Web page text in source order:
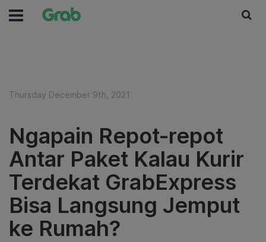
Thursday December 9th, 2021
Ngapain Repot-repot
Antar Paket Kalau Kurir
Terdekat GrabExpress
Bisa Langsung Jemput
ke Rumah?